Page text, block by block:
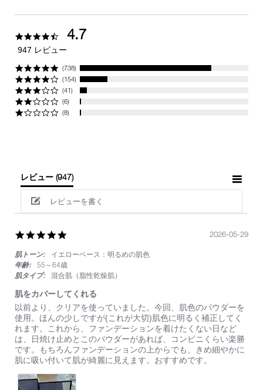
4.74.7
947 レビュー
(738)
(154)
(41)
(6)
(8)
レビュー (947)
レビューを書く
rating
肌トーン:
イエローベース：明るめの肌色
年齢:
55～64歳
肌タイプ:
混合肌（脂性乾燥肌）
肌をカバーしてくれる
Review
by
on
29
May
2026
review
stating
肌
を
カ
バ
ー
し
て
以前より、クリアを使っていました。今回、肌色のパウダーを
使用。ほんの少しですが(これが大切)肌色に明るく補正してく
れます。これから、ファンデーションを着けたくない日など
は、日焼け止めとこのパウダーがあれば、コンビニくらい楽勝
です。もちろんファンデーションの上からでも、きめ細やかに
肌に吸い付いて肌が綺麗に見えます。おすすめです。
2026-05-29